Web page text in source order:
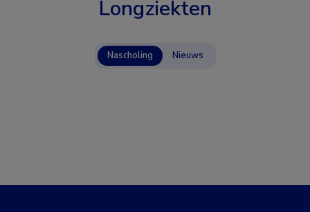
Longziekten
Nascholing Nieuws